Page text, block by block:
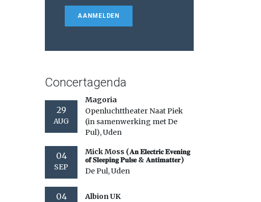
AANMELDEN
Concertagenda
29
AUG
Magoria
Openluchttheater Naat Piek
(in samenwerking met De
Pul), Uden
04
SEP
Mick Moss (𝐀𝐧 𝐄𝐥𝐞𝐜𝐭𝐫𝐢𝐜 𝐄𝐯𝐞𝐧𝐢𝐧𝐠
𝐨𝐟 𝐒𝐥𝐞𝐞𝐩𝐢𝐧𝐠 𝐏𝐮𝐥𝐬𝐞 & 𝐀𝐧𝐭𝐢𝐦𝐚𝐭𝐭𝐞𝐫)
De Pul, Uden
04
Albion UK